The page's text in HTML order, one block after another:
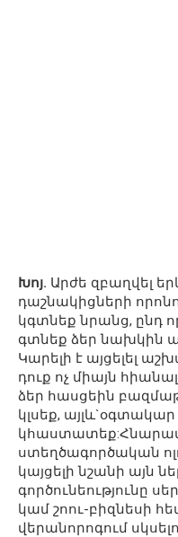
Խոյ. Արժե զբաղվել
դաշնակիցների
կգտնեք նրանց, ընդ
գտնեք ձեր նախկին
Կարելի է այցելել
դուք ոչ միայն
ձեր հասցեին
կլսեք,
ստեղծագործական
կայցելի նշանի այն
գործունեությունը
կամ շոու-բիզնեսի
վերանորոգում